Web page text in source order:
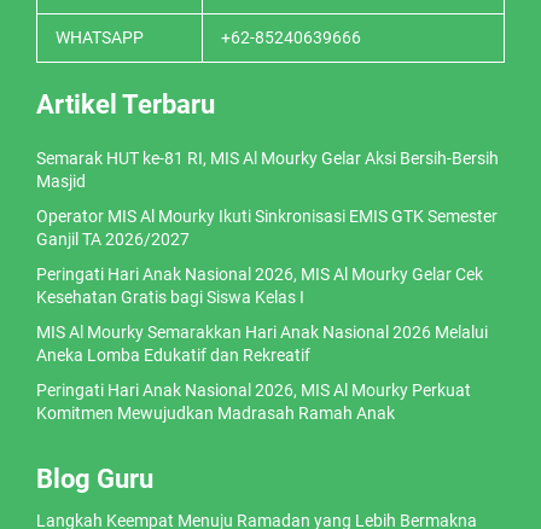
WHATSAPP +62-85240639666
Artikel Terbaru
Semarak HUT ke-81 RI, MIS Al Mourky Gelar Aksi Bersih-Bersih
Masjid
Operator MIS Al Mourky Ikuti Sinkronisasi EMIS GTK Semester
Ganjil TA 2026/2027
Peringati Hari Anak Nasional 2026, MIS Al Mourky Gelar Cek
Kesehatan Gratis bagi Siswa Kelas I
MIS Al Mourky Semarakkan Hari Anak Nasional 2026 Melalui
Aneka Lomba Edukatif dan Rekreatif
Peringati Hari Anak Nasional 2026, MIS Al Mourky Perkuat
Komitmen Mewujudkan Madrasah Ramah Anak
Blog Guru
Langkah Keempat Menuju Ramadan yang Lebih Bermakna